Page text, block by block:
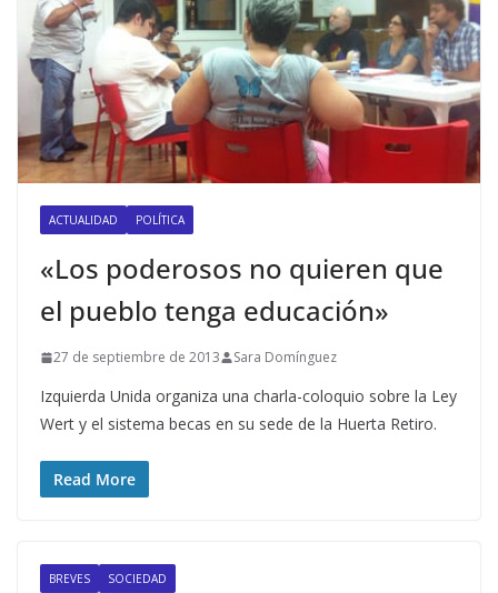
ACTUALIDAD POLÍTICA
«Los poderosos no quieren que
el pueblo tenga educación»
27 de septiembre de 2013 Sara Domínguez
Izquierda Unida organiza una charla-coloquio sobre la Ley
Wert y el sistema becas en su sede de la Huerta Retiro.
Read More
BREVES SOCIEDAD